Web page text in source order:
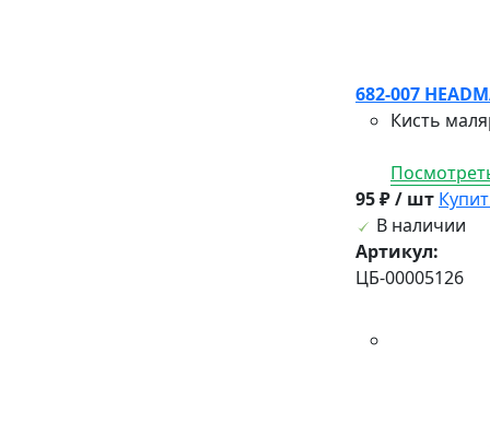
682-007
Кисть
95 ₽ / шт
В наличии
Артикул:
ЦБ-00005126